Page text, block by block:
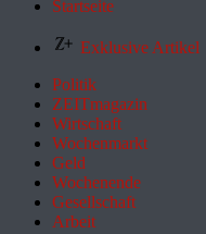
Startseite
Exklusive Artikel
Politik
ZEITmagazin
Wirtschaft
Wochenmarkt
Geld
Wochenende
Gesellschaft
Arbeit